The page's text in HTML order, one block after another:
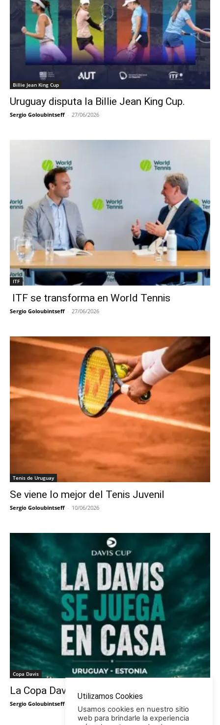
Billie Jean King Cup
Uruguay disputa la Billie Jean King Cup.
Sergio Goloubintseff - 27/06/2026
ITF
ITF se transforma en World Tennis
Sergio Goloubintseff - 27/06/2026
Tenis de Uruguay
Se viene lo mejor del Tenis Juvenil
Sergio Goloubintseff - 10/06/2026
Copa Davis
La Copa Davis vuelve al Círculo
Sergio Goloubintseff
Utilizamos Cookies
Usamos cookies en nuestro sitio
web para brindarle la experiencia